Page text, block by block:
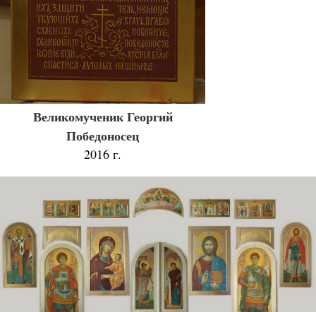
Великомученик Георгий
Победоносец
2016 г.